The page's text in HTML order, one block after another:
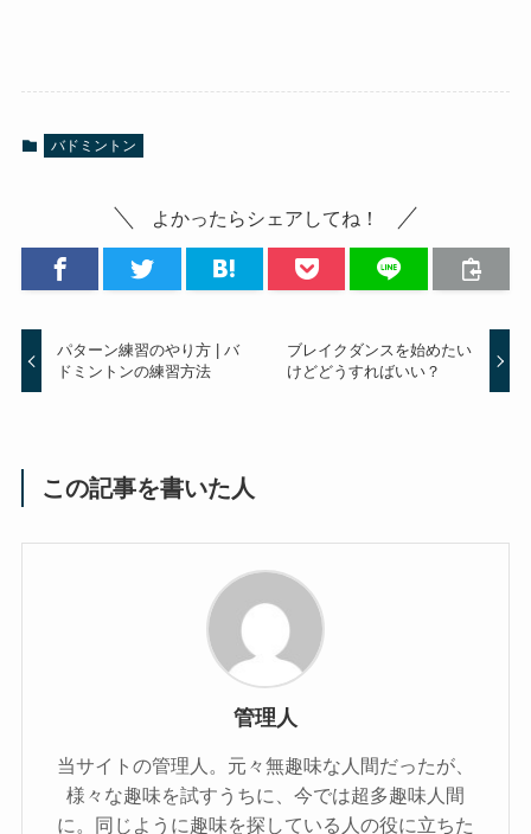
バドミントン
よかったらシェアしてね！
パターン練習のやり方 | バ
ドミントンの練習方法
ブレイクダンスを始めたい
けどどうすればいい？
この記事を書いた人
管理人
当サイトの管理人。元々無趣味な人間だったが、
様々な趣味を試すうちに、今では超多趣味人間
に。同じように趣味を探している人の役に立ちた